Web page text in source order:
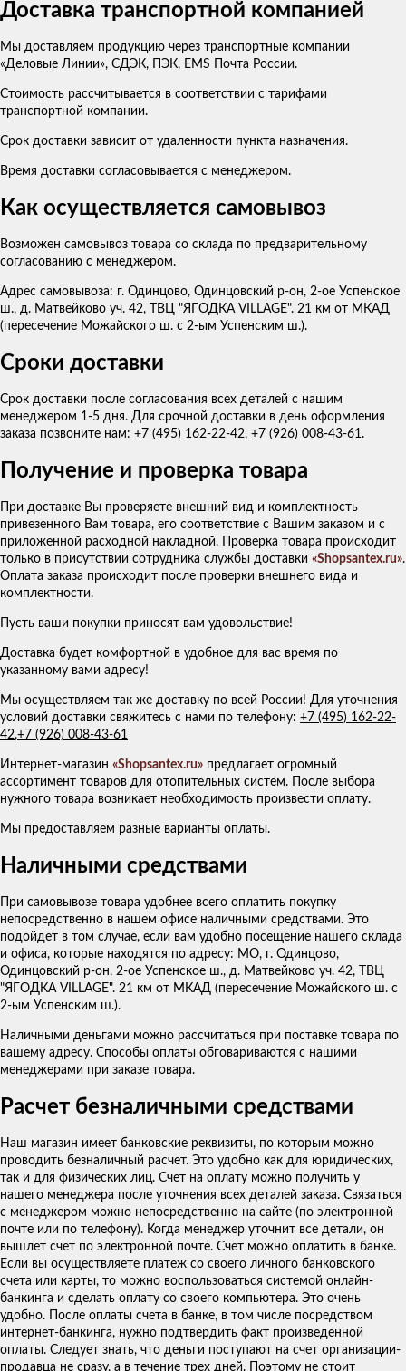
Доставка транспортной компанией
Мы доставляем продукцию через транспортные компании
«Деловые Линии», СДЭК, ПЭК, EMS Почта России.
Стоимость рассчитывается в соответствии с тарифами
транспортной компании.
Срок доставки зависит от удаленности пункта назначения.
Время доставки согласовывается с менеджером.
Как осуществляется самовывоз
Возможен самовывоз товара со склада по предварительному
согласованию с менеджером.
Адрес самовывоза: г. Одинцово, Одинцовский р-он, 2-ое Успенское
ш., д. Матвейково уч. 42, ТВЦ "ЯГОДКА VILLAGE". 21 км от МКАД
(пересечение Можайского ш. с 2-ым Успенским ш.).
Сроки доставки
Срок доставки после согласования всех деталей с нашим
менеджером 1-5 дня. Для срочной доставки в день оформления
заказа позвоните нам: +7 (495) 162-22-42, +7 (926) 008-43-61 .
Получение и проверка товара
При доставке Вы проверяете внешний вид и комплектность
привезенного Вам товара, его соответствие с Вашим заказом и с
приложенной расходной накладной. Проверка товара происходит
только в присутствии сотрудника службы доставки «Shopsantex.ru».
Оплата заказа происходит после проверки внешнего вида и
комплектности.
Пусть ваши покупки приносят вам удовольствие!
Доставка будет комфортной в удобное для вас время по
указанному вами адресу!
Мы осуществляем так же доставку по всей России! Для уточнения
условий доставки свяжитесь с нами по телефону: +7 (495) 162-22-
42,+7 (926) 008-43-61
Интернет-магазин «Shopsantex.ru» предлагает огромный
ассортимент товаров для отопительных систем. После выбора
нужного товара возникает необходимость произвести оплату.
Мы предоставляем разные варианты оплаты.
Наличными средствами
При самовывозе товара удобнее всего оплатить покупку
непосредственно в нашем офисе наличными средствами. Это
подойдет в том случае, если вам удобно посещение нашего склада
и офиса, которые находятся по адресу: МО, г. Одинцово,
Одинцовский р-он, 2-ое Успенское ш., д. Матвейково уч. 42, ТВЦ
"ЯГОДКА VILLAGE". 21 км от МКАД (пересечение Можайского ш. с
2-ым Успенским ш.).
Наличными деньгами можно рассчитаться при поставке товара по
вашему адресу. Способы оплаты обговариваются с нашими
менеджерами при заказе товара.
Расчет безналичными средствами
Наш магазин имеет банковские реквизиты, по которым можно
проводить безналичный расчет. Это удобно как для юридических,
так и для физических лиц. Счет на оплату можно получить у
нашего менеджера после уточнения всех деталей заказа. Связаться
с менеджером можно непосредственно на сайте (по электронной
почте или по телефону). Когда менеджер уточнит все детали, он
вышлет счет по электронной почте. Счет можно оплатить в банке.
Если вы осуществляете платеж со своего личного банковского
счета или карты, то можно воспользоваться системой онлайн-
банкинга и сделать оплату со своего компьютера. Это очень
удобно. После оплаты счета в банке, в том числе посредством
интернет-банкинга, нужно подтвердить факт произведенной
оплаты. Следует знать, что деньги поступают на счет организации-
продавца не сразу, а в течение трех дней. Поэтому не стоит